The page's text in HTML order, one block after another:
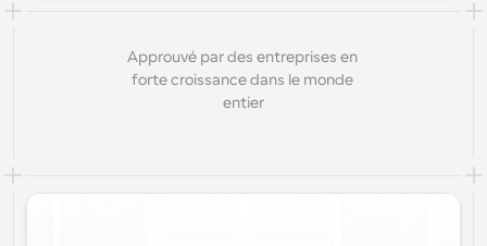
Approuvé par des entreprises en
forte croissance dans le monde
entier